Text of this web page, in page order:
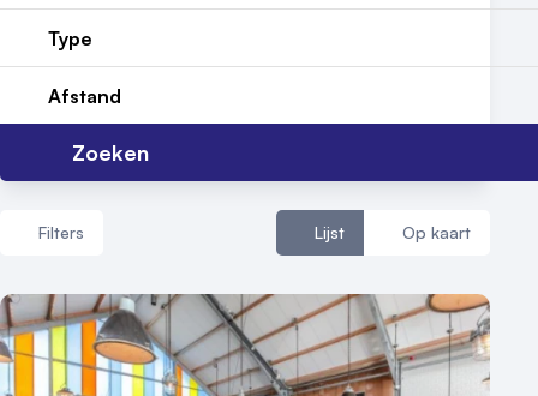
Nieuws
Reviews (5⭐️)
Contact
Type
Afstand
Zoeken
Filters Lijst Op kaart
Aantal zalen
1 - 5 zalen